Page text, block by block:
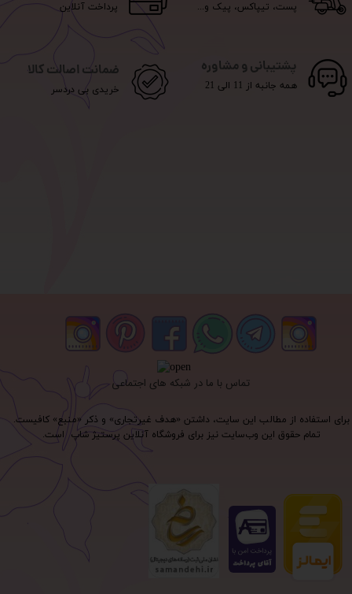
برای استفاده از مطالب این سایت، داشتن «هدف غیرتجاری» و ذکر «منبع» کافیست.
تمام حقوق اين وب‌سايت نیز برای فروشگاه آنلاین پرستیژ شاپ است.
پست، تیپاکس، پیک و... پرداخت آنلاین
پشتیبانی و مشاوره
همه جانبه از 11 الی 21
ضمانت اصالت کالا
خریدی بی دردسر
تماس با ما در شبکه های اجتماعی